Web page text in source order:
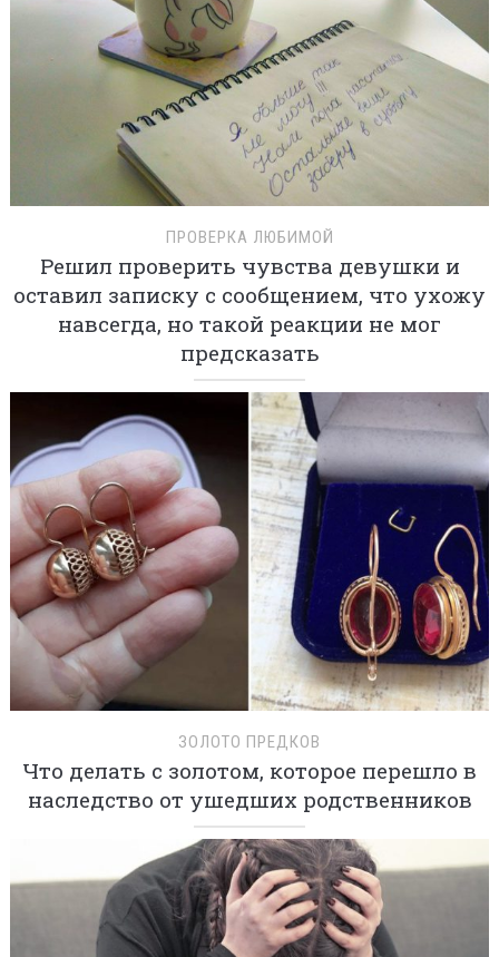
ПРОВЕРКА ЛЮБИМОЙ
Решил проверить чувства девушки и
оставил записку с сообщением, что ухожу
навсегда, но такой реакции не мог
предсказать
ЗОЛОТО ПРЕДКОВ
Что делать с золотом, которое перешло в
наследство от ушедших родственников